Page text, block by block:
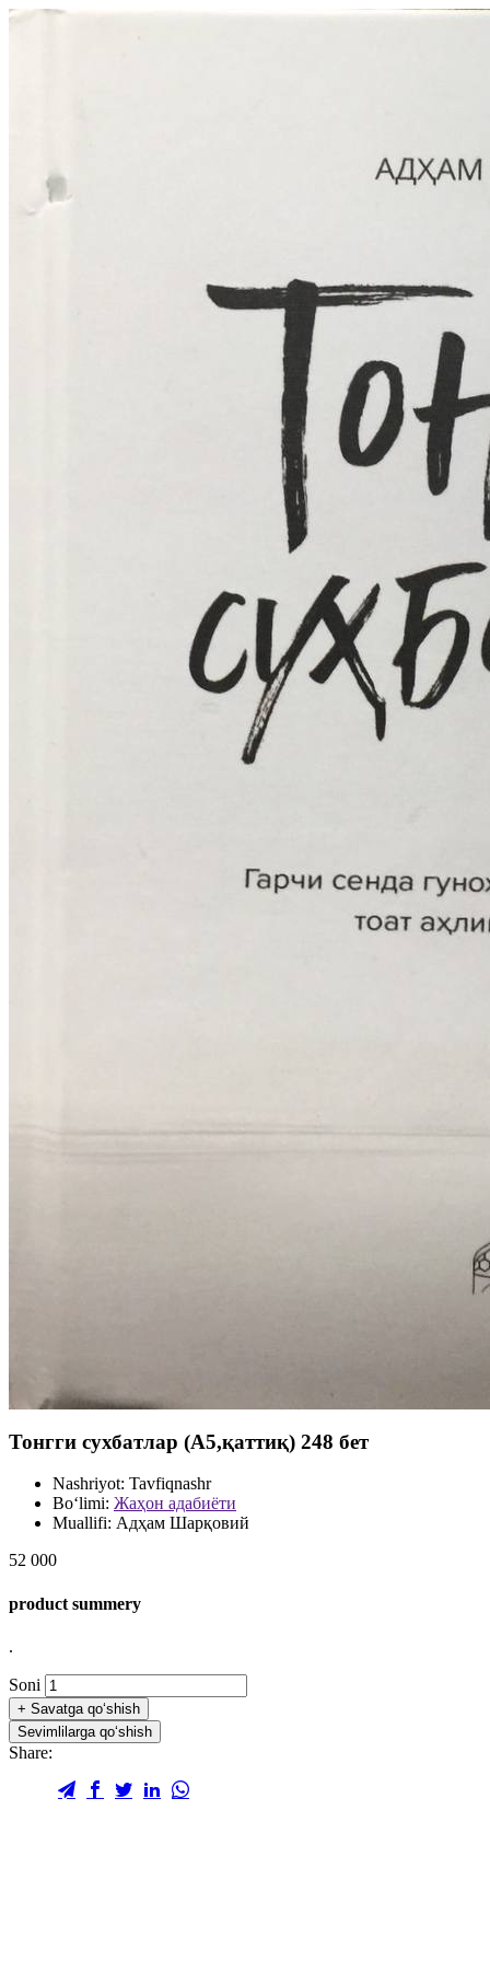
Тонгги сухбатлар (A5,қаттиқ) 248 бет
Nashriyot: Tavfiqnashr
Bo‘limi: Жаҳон адабиёти
Muallifi: Адҳам Шарқовий
52 000
product summery
.
Soni
+ Savatga qo‘shish
Sevimlilarga qo‘shish
Share: